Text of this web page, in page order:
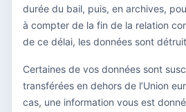
durée du bail, puis, en archives,
à compter de la fin de la relation
de ce délai, les données sont
Certaines de vos données sont
transférées en dehors de l’Union
cas, une information vous est